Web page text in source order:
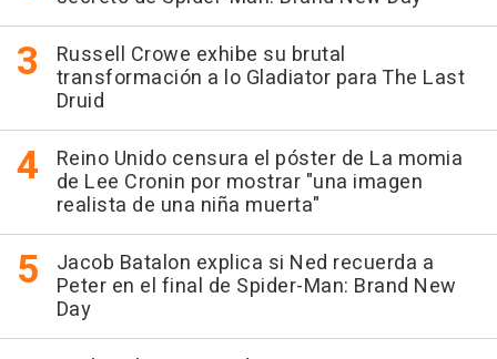
Russell Crowe exhibe su brutal
transformación a lo Gladiator para The Last
Druid
Reino Unido censura el póster de La momia
de Lee Cronin por mostrar "una imagen
realista de una niña muerta"
Jacob Batalon explica si Ned recuerda a
Peter en el final de Spider-Man: Brand New
Day